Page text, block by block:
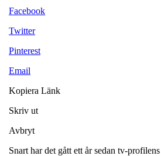
Facebook
Twitter
Pinterest
Email
Kopiera Länk
Skriv ut
Avbryt
Snart har det gått ett år sedan tv-